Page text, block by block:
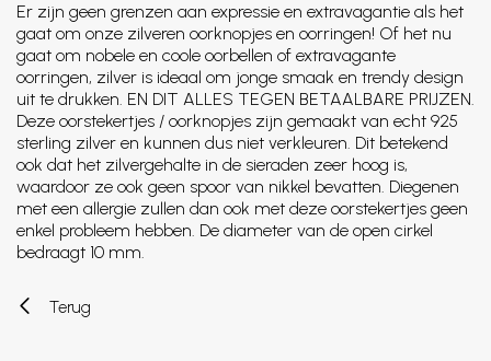
Er zijn geen grenzen aan expressie en extravagantie als het
gaat om onze zilveren oorknopjes en oorringen! Of het nu
gaat om nobele en coole oorbellen of extravagante
oorringen, zilver is ideaal om jonge smaak en trendy design
uit te drukken. EN DIT ALLES TEGEN BETAALBARE PRIJZEN.
Deze oorstekertjes / oorknopjes zijn gemaakt van echt 925
sterling zilver en kunnen dus niet verkleuren. Dit betekend
ook dat het zilvergehalte in de sieraden zeer hoog is,
waardoor ze ook geen spoor van nikkel bevatten. Diegenen
met een allergie zullen dan ook met deze oorstekertjes geen
enkel probleem hebben. De diameter van de open cirkel
bedraagt 10 mm.
Terug